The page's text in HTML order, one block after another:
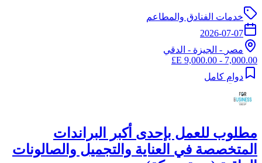
خدمات الفنادق والمطاعم
2026-07-07
مصر - الجيزة - الدقي
7,000.00 - 9,000.00 E£
دوام كامل
مطلوب للعمل بإحدى أكبر البراندات
المتخصصة في العناية والتجميل والصالونات